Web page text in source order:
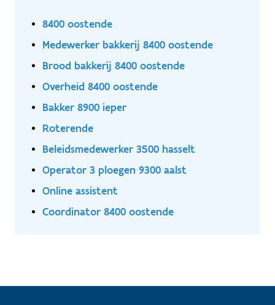
8400 oostende
Medewerker bakkerij 8400 oostende
Brood bakkerij 8400 oostende
Overheid 8400 oostende
Bakker 8900 ieper
Roterende
Beleidsmedewerker 3500 hasselt
Operator 3 ploegen 9300 aalst
Online assistent
Coordinator 8400 oostende